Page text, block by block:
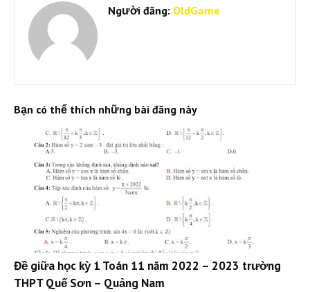
Người đăng: OldGame
Bạn có thể thích những bài đăng này
Đề giữa học kỳ 1 Toán 11 năm 2022 – 2023 trường
THPT Quế Sơn – Quảng Nam